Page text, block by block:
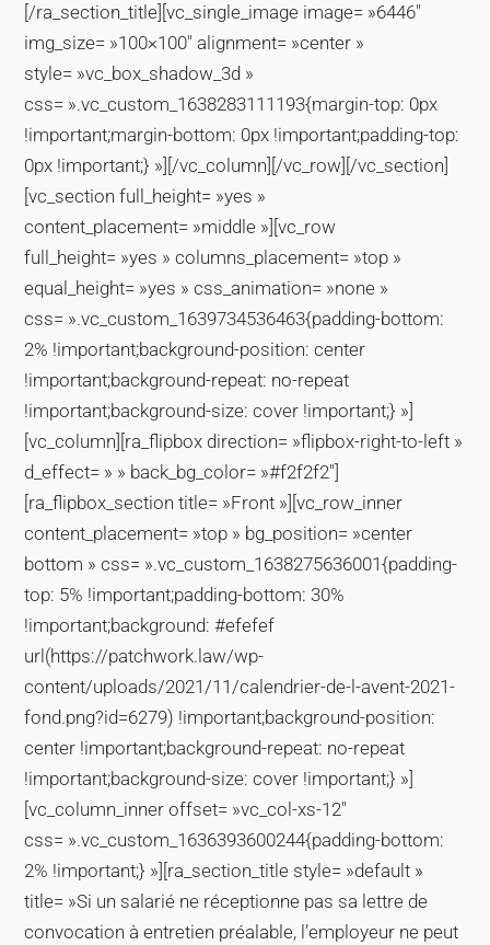
[/ra_section_title][vc_single_image image= »6446″
img_size= »100×100″ alignment= »center »
style= »vc_box_shadow_3d »
css= ».vc_custom_1638283111193{margin-top: 0px
!important;margin-bottom: 0px !important;padding-top:
0px !important;} »][/vc_column][/vc_row][/vc_section]
[vc_section full_height= »yes »
content_placement= »middle »][vc_row
full_height= »yes » columns_placement= »top »
equal_height= »yes » css_animation= »none »
css= ».vc_custom_1639734536463{padding-bottom:
2% !important;background-position: center
!important;background-repeat: no-repeat
!important;background-size: cover !important;} »]
[vc_column][ra_flipbox direction= »flipbox-right-to-left »
d_effect= » » back_bg_color= »#f2f2f2″]
[ra_flipbox_section title= »Front »][vc_row_inner
content_placement= »top » bg_position= »center
bottom » css= ».vc_custom_1638275636001{padding-
top: 5% !important;padding-bottom: 30%
!important;background: #efefef
url(https://patchwork.law/wp-
content/uploads/2021/11/calendrier-de-l-avent-2021-
fond.png?id=6279) !important;background-position:
center !important;background-repeat: no-repeat
!important;background-size: cover !important;} »]
[vc_column_inner offset= »vc_col-xs-12″
css= ».vc_custom_1636393600244{padding-bottom:
2% !important;} »][ra_section_title style= »default »
title= »Si un salarié ne réceptionne pas sa lettre de
convocation à entretien préalable, l’employeur ne peut